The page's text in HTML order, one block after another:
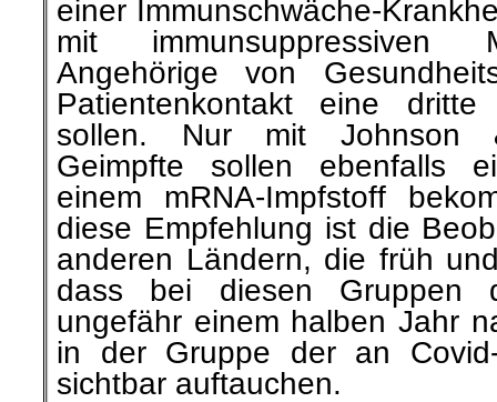
einer Immunschwäche-
mit immunsuppressiven
Angehörige von
Patientenkontakt eine dritte
sollen. Nur mit Johnson
Geimpfte sollen ebenfalls
einem mRNA-Impfstoff
diese Empfehlung ist die
anderen Ländern, die früh
dass bei diesen Gruppen
ungefähr einem halben Jahr
in der Gruppe der an Covid-
sichtbar auftauchen.